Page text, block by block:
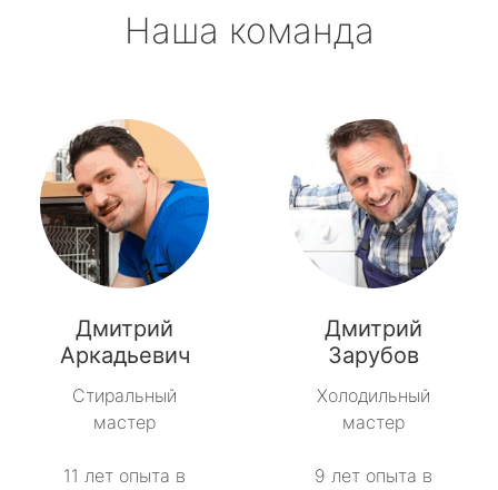
Наша команда
Дмитрий
Аркадьевич
Стиральный
мастер
11 лет опыта в
Дмитрий
Зарубов
Холодильный
мастер
9 лет опыта в